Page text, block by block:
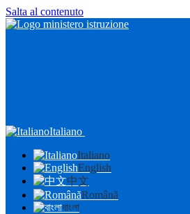
Salta al contenuto
Italiano
Italiano
English
中文
Română
বাংলা